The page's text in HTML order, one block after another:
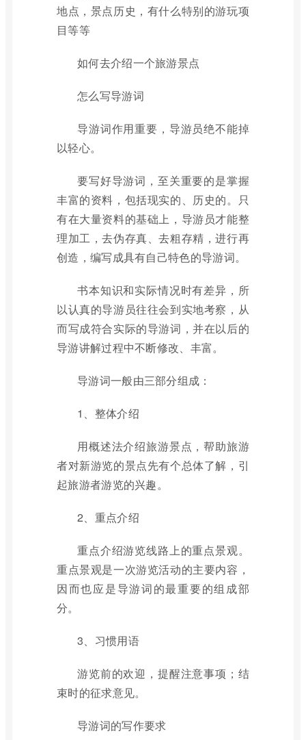
地点，景点历史，有什么特别的游玩项
目等等
如何去介绍一个旅游景点
怎么写导游词
导游词作用重要，导游员绝不能掉
以轻心。
要写好导游词，至关重要的是掌握
丰富的资料，包括现实的、历史的。只
有在大量资料的基础上，导游员才能整
理加工，去伪存真、去粗存精，进行再
创造，编写成具有自己特色的导游词。
书本知识和实际情况时有差异，所
以认真的导游员往往会到实地考察，从
而写成符合实际的导游词，并在以后的
导游讲解过程中不断修改、丰富。
导游词一般由三部分组成：
1、整体介绍
用概述法介绍旅游景点，帮助旅游
者对新游览的景点先有个总体了解，引
起旅游者游览的兴趣。
2、重点介绍
重点介绍游览线路上的重点景观。
重点景观是一次游览活动的主要内容，
因而也应是导游词的最重要的组成部
分。
3、习惯用语
游览前的欢迎，提醒注意事项；结
束时的征求意见。
导游词的写作要求